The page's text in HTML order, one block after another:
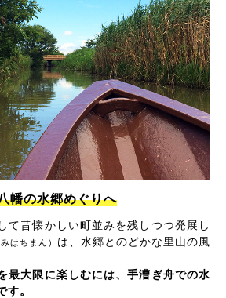
幡の水郷めぐりへ
て昔懐かしい町並みを残しつつ発展し
みはちまん） は、水郷とのどかな里山の風
最大限に楽しむには、手漕ぎ舟での水
す。